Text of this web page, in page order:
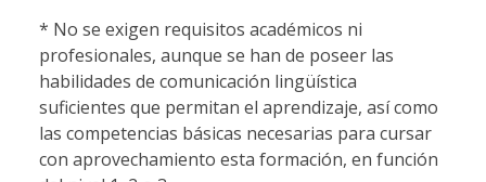
* No se exigen requisitos académicos ni
profesionales, aunque se han de poseer las
habilidades de comunicación lingüística
suficientes que permitan el aprendizaje, así como
las competencias básicas necesarias para cursar
con aprovechamiento esta formación, en función